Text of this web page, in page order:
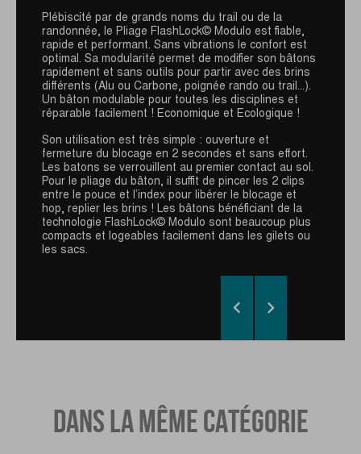

Plébiscité par de grands noms du trail ou de la
randonnée, le Pliage FlashLock© Modulo est fiable,
rapide et performant. Sans vibrations le confort est
optimal. Sa modularité permet de modifier son bâtons
rapidement et sans outils pour partir avec des brins
différents (Alu ou Carbone, poignée rando ou trail...).
Un bâton modulable pour toutes les disciplines et
réparable facilement ! Economique et Ecologique !
Son utilisation est très simple : ouverture et
fermeture du blocage en 2 secondes et sans effort.
Les batons se verrouillent au premier contact au sol.
Pour le pliage du bâton, il suffit de pincer les 2 clips
entre le pouce et l’index pour libérer le blocage et
hop, replier les brins ! Les bâtons bénéficiant de la
technologie FlashLock© Modulo sont beaucoup plus
compacts et logeables facilement dans les gilets ou
les sacs.
GANTELET DÉTACHABLE RACE
La nouvelle poignée Viper+ Race GUIDETTI est une
poignée avec une mousse allongée et une forme
ergonomique. Elle est équipée du système de
blocage rapide GUIDETTI du gantelet détachable
Viper+ Race. Spécifiquement développée pour les
traileurs, cette nouvelle poignée est encore plus
respirante, légère et pratique. Avec un bouton
poussoir pour une utilisation facile, fiable et simple
lors d'une course, sa forme affinée et sa longueur
garantissent un confort et un retour de bâton
performant.

DANS LA MÊME CATÉGORIE